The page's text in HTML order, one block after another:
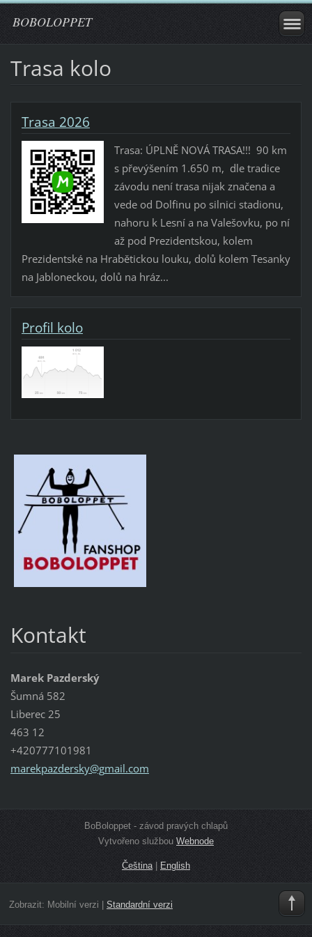
BOBOLOPPET
Trasa kolo
Trasa 2026
Trasa: ÚPLNĚ NOVÁ TRASA!!! 90 km
s převýšením 1.650 m, dle tradice
závodu není trasa nijak značena a
vede od Dolfinu po silnici stadionu,
nahoru k Lesní a na Valešovku, po ní
až pod Prezidentskou, kolem
Prezidentské na Hrabětickou louku, dolů kolem Tesanky
na Jabloneckou, dolů na hráz...
Profil kolo
Kontakt
Marek Pazderský
Šumná 582
Liberec 25
463 12
+420777101981
marekpazdersky@gmail.com
BoBoloppet - závod pravých chlapů
Vytvořeno službou Webnode
Čeština| English
Zobrazit: Mobilní verzi | Standardní verzi